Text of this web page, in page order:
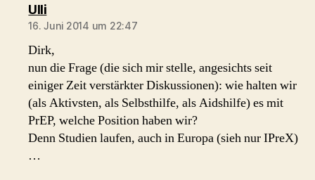
Ullisagt:
16. Juni 2014 um 22:47
Dirk,
nun die Frage (die sich mir stelle, angesichts seit
einiger Zeit verstärkter Diskussionen): wie halten wir
(als Aktivsten, als Selbsthilfe, als Aidshilfe) es mit
PrEP, welche Position haben wir?
Denn Studien laufen, auch in Europa (sieh nur IPreX)
…